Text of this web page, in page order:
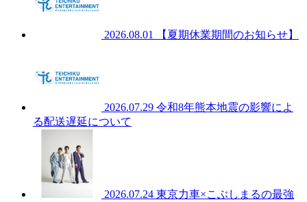
2026.08.01 【夏期休業期間のお知らせ】
2026.07.29 令和8年熊本地震の影響によ
る配送遅延について
2026.07.24 東京力車×こぶしまるの最強